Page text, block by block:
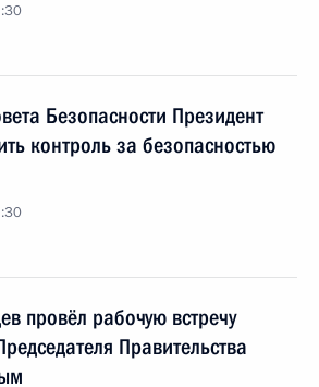
Безопасности Президент
контроль за безопасностью
провёл рабочую встречу
Правительства